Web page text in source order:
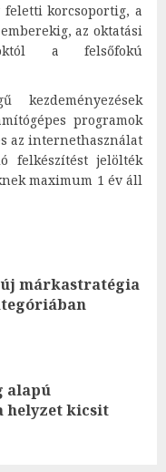
korcsoportig, a
az oktatási
a felsőfokú
programok
az internethasználat
felkészítést jelölték
maximum 1 év áll
márkastratégia
alapú
helyzet kicsit